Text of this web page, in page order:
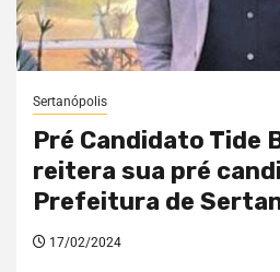
Sertanópolis
Pré Candidato Tide
reitera sua pré
Prefeitura de
17/02/2024